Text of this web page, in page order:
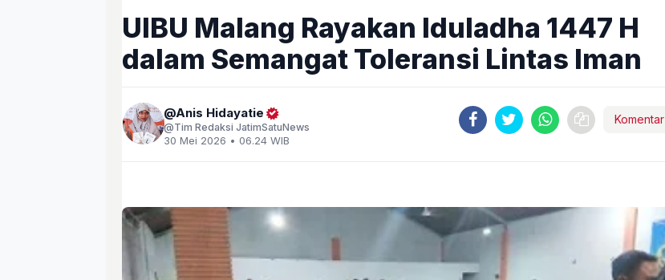
UIBU Malang Rayakan Iduladha 1447 H
dalam Semangat Toleransi Lintas Iman
Anis Hidayatie
Tim Redaksi JatimSatuNews
30 Mei 2026 • 06.24 WIB
Komentar